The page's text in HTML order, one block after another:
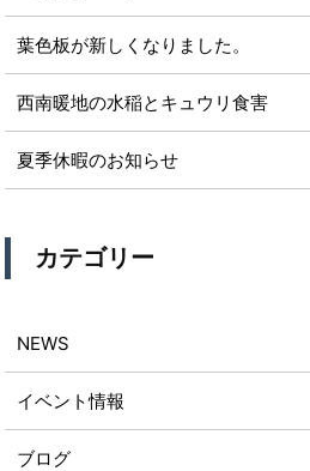
葉色板が新しくなりました。
西南暖地の水稲とキュウリ食害
夏季休暇のお知らせ
カテゴリー
NEWS
イベント情報
ブログ